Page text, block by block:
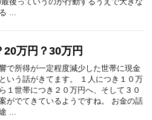
...
20万円？30万円
で所得が一定程度減少した世帯に現金
いう話がきてます。 １人につき１０万
１世帯につき２０万円へ、そして３０
がでてきているようですね。 お金の話
...